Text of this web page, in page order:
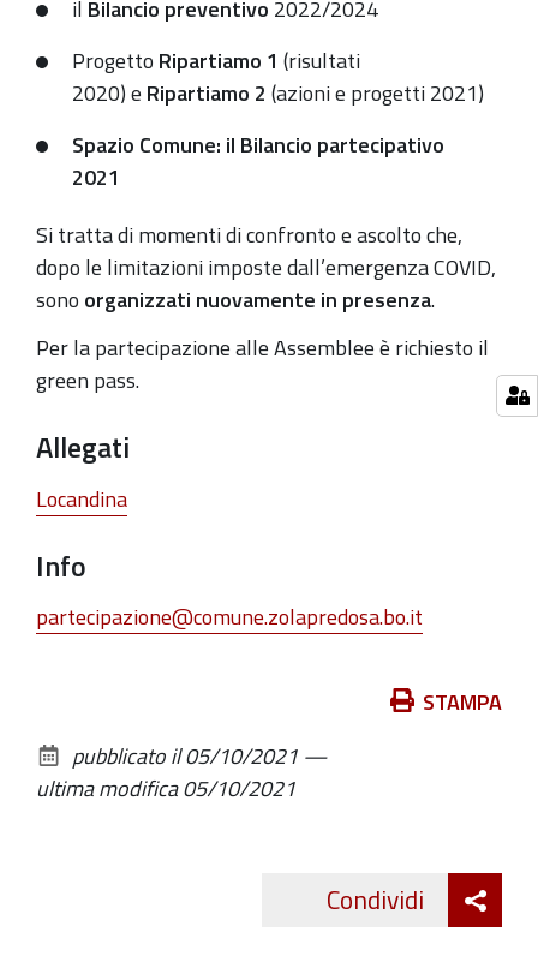
il Bilancio preventivo 2022/2024
Progetto Ripartiamo 1 (risultati
2020)e Ripartiamo 2 (azioni e progetti 2021)
Spazio Comune: il Bilancio partecipativo
2021
Si tratta di momenti di confronto e ascolto che,
dopo le limitazioni imposte dall’emergenza COVID,
sono organizzati nuovamente in presenza.
Per la partecipazione alle Assemblee è richiesto il
green pass.
Allegati
Locandina
Info
partecipazione@comune.zolapredosa.bo.it
documento
STAMPA
pubblicato il05/10/2021 —
ultima modifica05/10/2021
Condividi